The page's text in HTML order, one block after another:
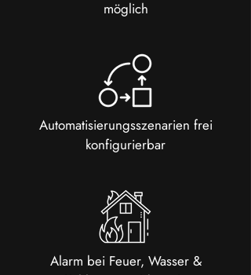
möglich
Automatisierungsszenarien frei
konfigurierbar
Alarm bei Feuer, Wasser &